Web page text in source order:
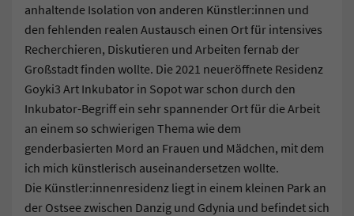
anhaltende Isolation von anderen Künstler:innen und
den fehlenden realen Austausch einen Ort für intensives
Recherchieren, Diskutieren und Arbeiten fernab der
Großstadt finden wollte. Die 2021 neueröffnete Residenz
Goyki3 Art Inkubator in Sopot war schon durch den
Inkubator-Begriff ein sehr spannender Ort für die Arbeit
an einem so schwierigen Thema wie dem
genderbasierten Mord an Frauen und Mädchen, mit dem
ich mich künstlerisch auseinandersetzen wollte.
Die Künstler:innenresidenz liegt in einem kleinen Park an
der Ostsee zwischen Danzig und Gdynia und befindet sich